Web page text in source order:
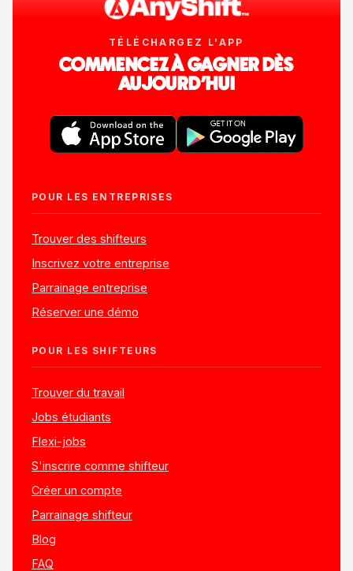
TÉLÉCHARGEZ L'APP
COMMENCEZ À GAGNER DÈS
AUJOURD'HUI
POUR LES ENTREPRISES
Trouver des shifteurs
Inscrivez votre entreprise
Parrainage entreprise
Réserver une démo
POUR LES SHIFTEURS
Trouver du travail
Jobs étudiants
Flexi-jobs
S'inscrire comme shifteur
Créer un compte
Parrainage shifteur
Blog
FAQ